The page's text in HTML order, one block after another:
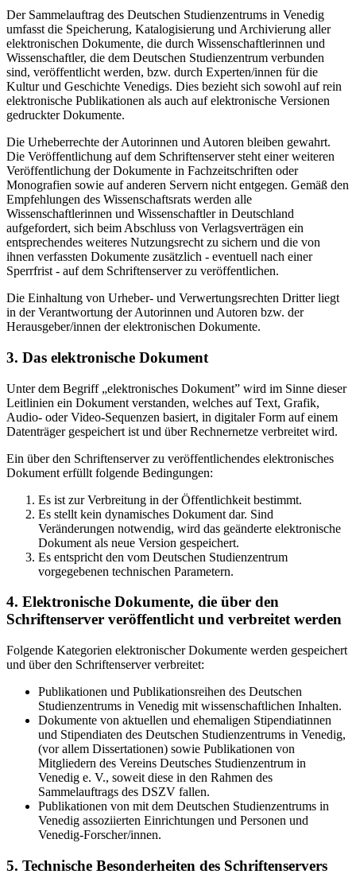
Der Sammelauftrag des Deutschen Studienzentrums in Venedig
umfasst die Speicherung, Katalogisierung und Archivierung aller
elektronischen Dokumente, die durch Wissenschaftlerinnen und
Wissenschaftler, die dem Deutschen Studienzentrum verbunden
sind, veröffentlicht werden, bzw. durch Experten/innen für die
Kultur und Geschichte Venedigs. Dies bezieht sich sowohl auf rein
elektronische Publikationen als auch auf elektronische Versionen
gedruckter Dokumente.
Die Urheberrechte der Autorinnen und Autoren bleiben gewahrt.
Die Veröffentlichung auf dem Schriftenserver steht einer weiteren
Veröffentlichung der Dokumente in Fachzeitschriften oder
Monografien sowie auf anderen Servern nicht entgegen. Gemäß den
Empfehlungen des Wissenschaftsrats werden alle
Wissenschaftlerinnen und Wissenschaftler in Deutschland
aufgefordert, sich beim Abschluss von Verlagsverträgen ein
entsprechendes weiteres Nutzungsrecht zu sichern und die von
ihnen verfassten Dokumente zusätzlich - eventuell nach einer
Sperrfrist - auf dem Schriftenserver zu veröffentlichen.
Die Einhaltung von Urheber- und Verwertungsrechten Dritter liegt
in der Verantwortung der Autorinnen und Autoren bzw. der
Herausgeber/innen der elektronischen Dokumente.
3. Das elektronische Dokument
Unter dem Begriff „elektronisches Dokument” wird im Sinne dieser
Leitlinien ein Dokument verstanden, welches auf Text, Grafik,
Audio- oder Video-Sequenzen basiert, in digitaler Form auf einem
Datenträger gespeichert ist und über Rechnernetze verbreitet wird.
Ein über den Schriftenserver zu veröffentlichendes elektronisches
Dokument erfüllt folgende Bedingungen:
Es ist zur Verbreitung in der Öffentlichkeit bestimmt.
Es stellt kein dynamisches Dokument dar. Sind
Veränderungen notwendig, wird das geänderte elektronische
Dokument als neue Version gespeichert.
Es entspricht den vom Deutschen Studienzentrum
vorgegebenen technischen Parametern.
4. Elektronische Dokumente, die über den
Schriftenserver veröffentlicht und verbreitet werden
Folgende Kategorien elektronischer Dokumente werden gespeichert
und über den Schriftenserver verbreitet:
Publikationen und Publikationsreihen des Deutschen
Studienzentrums in Venedig mit wissenschaftlichen Inhalten.
Dokumente von aktuellen und ehemaligen Stipendiatinnen
und Stipendiaten des Deutschen Studienzentrums in Venedig,
(vor allem Dissertationen) sowie Publikationen von
Mitgliedern des Vereins Deutsches Studienzentrum in
Venedig e. V., soweit diese in den Rahmen des
Sammelauftrags des DSZV fallen.
Publikationen von mit dem Deutschen Studienzentrums in
Venedig assoziierten Einrichtungen und Personen und
Venedig-Forscher/innen.
5. Technische Besonderheiten des Schriftenservers